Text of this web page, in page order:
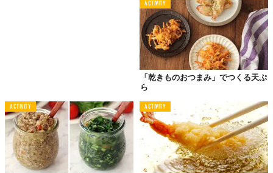
ACTIVITY
「乾きものおつまみ」でつくる天ぷ
ら
ACTIVITY ACTIVITY